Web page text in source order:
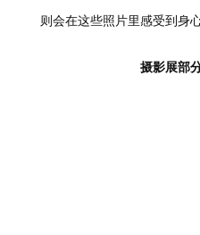
则会在这些照片里感受到身
摄影展部